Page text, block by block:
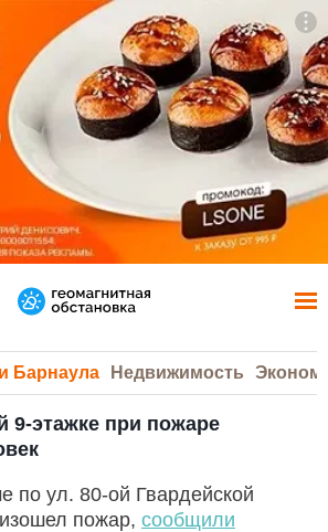
Барнаула Недвижимость
9-этажке при пожаре
по ул. 80-ой Гвардейской
пожар, сообщили